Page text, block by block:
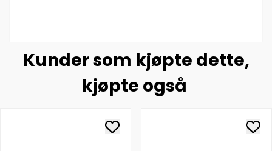
Kunder som kjøpte dette,
kjøpte også